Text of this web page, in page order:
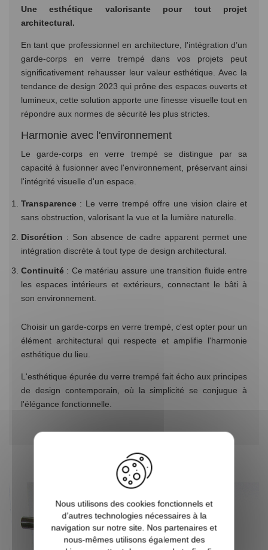
Une esthétique valorisante pour tout projet
architectural.
En tant que professionnel en architecture, l'intégration d’un
garde-corps en verre trempé dans vos projets peut
significativement rehausser leur valeur esthétique. Avec la
tendance de design 2023 qui prône des espaces ouverts et
lumineux, cette solution apporte une finesse visuelle tout en
répondre aux normes de sécurité les plus strictes.
Harmonie avec l'environnement
Le garde-corps en verre trempé se distingue par sa
capacité à fusionner avec l'environnement, préservant ainsi
l'intégrité visuelle d'un espace.
Transparence: Le verre trempé offre une vision claire et
sans obstruction, valorisant la vue et la lumière naturelle.
Discrétion : Son absence de cadre apparent permet une
intégration discrète à tout type de design architectural.
Continuité: Ce matériau assure une transition fluide entre
les espaces intérieurs et extérieurs, connectant le bâti à
son environnement.
Choisir un garde-corps en verre trempé, c'est opter pour un
élément architectural qui respecte et amplifie l'harmonie
esthétique du lieu.
L'esthétique épurée du verre trempé fait écho aux principes
de design contemporain, où la simplicité se conjugue à
l'élégance fonctionnelle.
ENTRETIEN ET DURABILITÉ
Nous utilisons des cookies fonctionnels et
d’autres technologies nécessaires à la
navigation sur notre site. Nos partenaires et
nous-mêmes utilisons également des